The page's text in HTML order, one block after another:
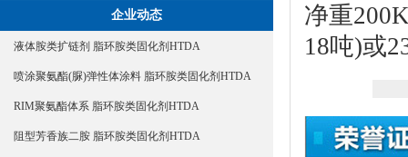
企业动态
液体胺类扩链剂 脂环胺类固化剂HTDA
喷涂聚氨酯(脲)弹性体涂料 脂环胺类固化剂HTDA
RIM聚氨酯体系 脂环胺类固化剂HTDA
阻型芳香族二胺 脂环胺类固化剂HTDA
净重
18吨)或